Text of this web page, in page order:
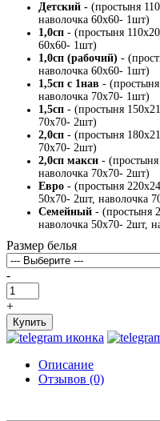
Детский - (простыня
наволочка 60х60- 1шт)
1,0сп - (простыня
60х60- 1шт)
1,0сп (рабочий) -
наволочка 60х60- 1шт)
1,5сп с 1нав -
наволочка 70х70- 1шт)
1,5сп - (простыня
70х70- 2шт)
2,0сп - (простыня
70х70- 2шт)
2,0сп макси - (простыня
наволочка 70х70- 2шт)
Евро - (простыня
50х70- 2шт, наволочка
Семейный - (простыня
наволочка 50х70- 2шт,
Размер белья
-
+
Купить
Описание
Отзывов (0)